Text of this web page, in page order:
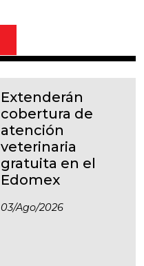
Extenderán
cobertura de
atención
veterinaria
gratuita en el
Edomex
03/ago/2026